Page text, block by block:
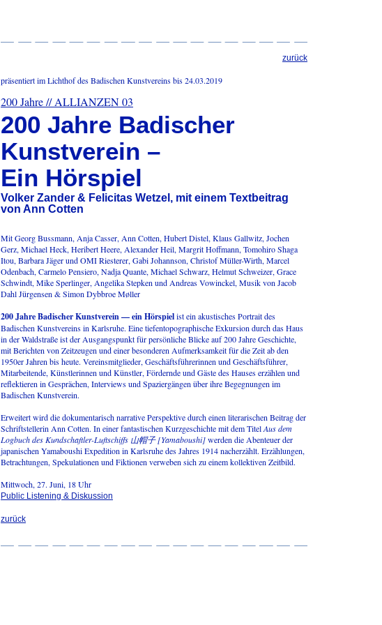
zurück
präsentiert im Lichthof des Badischen Kunstvereins bis 24.03.2019
200 Jahre // ALLIANZEN 03
200 Jahre Badischer
Kunstverein –
Ein Hörspiel
Volker Zander & Felicitas Wetzel, mit einem Textbeitrag
von Ann Cotten
Mit Georg Bussmann, Anja Casser, Ann Cotten, Hubert Distel, Klaus Gallwitz, Jochen
Gerz, Michael Heck, Heribert Heere, Alexander Heil, Margrit Hoffmann, Tomohiro Shaga
Itou, Barbara Jäger und OMI Riesterer, Gabi Johannson, Christof Müller-Wirth, Marcel
Odenbach, Carmelo Pensiero, Nadja Quante, Michael Schwarz, Helmut Schweizer, Grace
Schwindt, Mike Sperlinger, Angelika Stepken und Andreas Vowinckel, Musik von Jacob
Dahl Jürgensen & Simon Dybbroe Møller
200 Jahre Badischer Kunstverein — ein Hörspielist ein akustisches Portrait des
Badischen Kunstvereins in Karlsruhe. Eine tiefentopographische Exkursion durch das Haus
in der Waldstraße ist der Ausgangspunkt für persönliche Blicke auf 200 Jahre Geschichte,
mit Berichten von Zeitzeugen und einer besonderen Aufmerksamkeit für die Zeit ab den
1950er Jahren bis heute. Vereinsmitglieder, Geschäftsführerinnen und Geschäftsführer,
Mitarbeitende, Künstlerinnen und Künstler, Fördernde und Gäste des Hauses erzählen und
reflektieren in Gesprächen, Interviews und Spaziergängen über ihre Begegnungen im
Badischen Kunstverein.
Erweitert wird die dokumentarisch narrative Perspektive durch einen literarischen Beitrag der
Schriftstellerin Ann Cotten. In einer fantastischen Kurzgeschichte mit dem TitelAus dem
Logbuch des Kundschaftler-Luftschiffs 山帽子 [Yamaboushi]werden die Abenteuer der
japanischen Yamaboushi Expedition in Karlsruhe des Jahres 1914 nacherzählt. Erzählungen,
Betrachtungen, Spekulationen und Fiktionen verweben sich zu einem kollektiven Zeitbild.
Mittwoch, 27. Juni, 18 Uhr
Public Listening & Diskussion
zurück